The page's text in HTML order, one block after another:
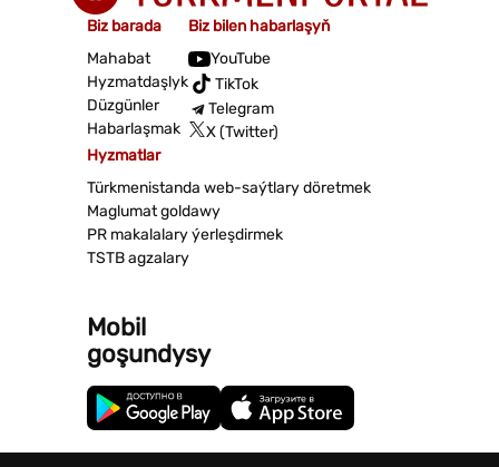
Biz barada
Mahabat
Hyzmatdaşlyk
Düzgünler
Habarlaşmak
Biz bilen habarlaşyň
YouTube
TikTok
Telegram
X (Twitter)
Hyzmatlar
Türkmenistanda web-saýtlary döretmek
Maglumat goldawy
PR makalalary ýerleşdirmek
TSTB agzalary
Mobil
goşundysy